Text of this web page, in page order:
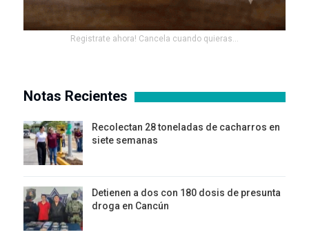
Registrate ahora! Cancela cuando quieras...
Notas Recientes
Recolectan 28 toneladas de cacharros en
siete semanas
Detienen a dos con 180 dosis de presunta
droga en Cancún